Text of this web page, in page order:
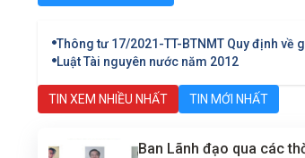
Thông tư 17/2021-TT-BTNMT Quy định
Luật Tài nguyên nước năm 2012
TIN XEM NHIỀU NHẤT TIN MỚI NHẤT
Ban Lãnh đạo qua các